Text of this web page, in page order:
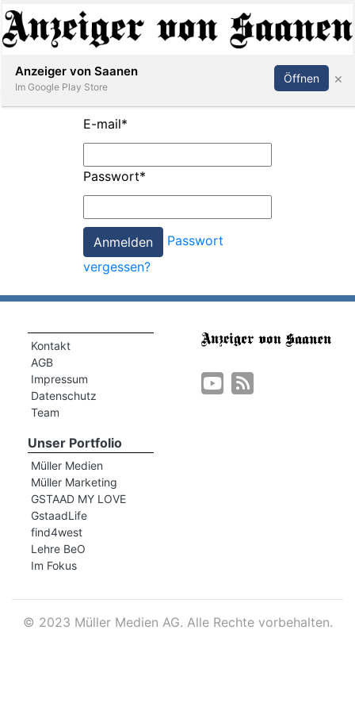
Abonnieren Anmelden
E-mail*
Passwort*
Passwort
vergessen?
Kontakt
AGB
Impressum
Datenschutz
Team
Unser Portfolio
Müller Medien
Müller Marketing
GSTAAD MY LOVE
GstaadLife
find4west
Lehre BeO
Im Fokus
© 2023 Müller Medien AG. Alle Rechte vorbehalten.
Anzeiger von Saanen
Im Google Play Store
Öffnen ×